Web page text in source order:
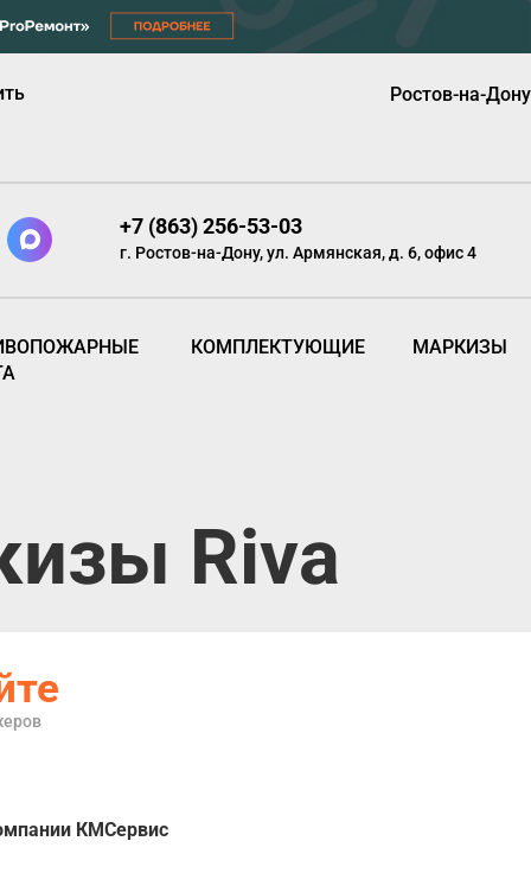
Ростов-на-Дону
+7 (863) 256-53-03
г. Ростов-на-Дону, ул. Армянская, д. 6, офис 4
КОМПЛЕКТУЮЩИЕ МАРКИЗЫ
Riva
КМСервис